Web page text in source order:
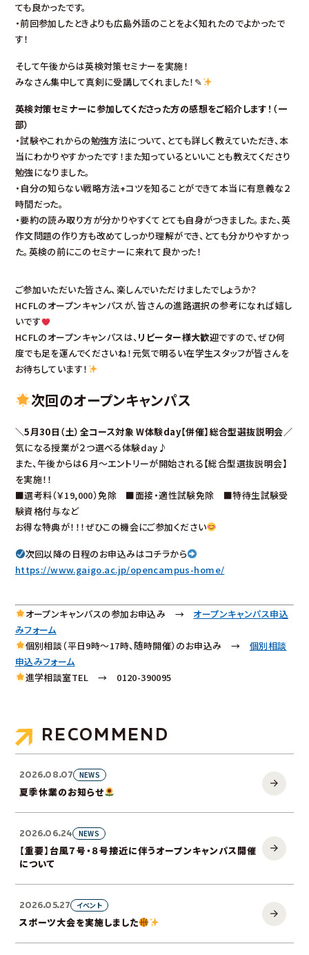
ても良かったです。
・前回参加したときよりも広島外語のことをよく知れたのでよかったで
す！
そして午後からは英検対策セミナーを実施！
みなさん集中して真剣に受講してくれました！✎
英検対策セミナーに参加してくださった方の感想をご紹介します！（一
部）
・試験やこれからの勉強方法について、とても詳しく教えていただき、本
当にわかりやすかったです！また知っているといいことも教えてくださり
勉強になりました。
・自分の知らない戦略方法+コツを知ることができて本当に有意義な２
時間だった。
・要約の読み取り方が分かりやすくてとても自身がつきました。また、英
作文問題の作り方も改めてしっかり理解ができ、とても分かりやすかっ
た。英検の前にこのセミナーに来れて良かった！
ご参加いただいた皆さん、楽しんでいただけましたでしょうか？
HCFLのオープンキャンパスが、皆さんの進路選択の参考になれば嬉し
いです
HCFLのオープンキャンパスは、リピーター様大歓迎ですので、ぜひ何
度でも足を運んでくださいね！元気で明るい在学生スタッフが皆さんを
お待ちしています！
次回のオープンキャンパス
＼5月30日（土）全コース対象 W体験day【併催】総合型選抜説明会／
気になる授業が２つ選べる体験day♪
また、午後からは６月～エントリーが開始される【総合型選抜説明会】
を実施！！
■選考料（￥19,000）免除 ■面接・適性試験免除 ■特待生試験受
験資格付与など
お得な特典が！！！ぜひこの機会にご参加ください
次回以降の日程のお申込みはコチラから
https://www.gaigo.ac.jp/opencampus-home/
オープンキャンパスの参加お申込み → オープンキャンパス申込
みフォーム
個別相談（平日9時～17時、随時開催）のお申込み → 個別相談
申込みフォーム
進学相談室TEL → 0120-390095
RECOMMEND
2026.08.07 NEWS
夏季休業のお知らせ
2026.06.24 NEWS
【重要】台風７号・８号接近に伴うオープンキャンパス開催
について
2026.05.27 イベント
スポーツ大会を実施しました